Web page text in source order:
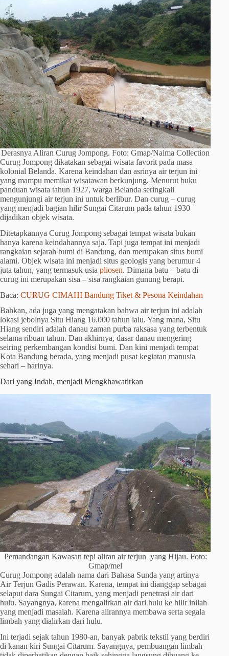
Derasnya Aliran Curug Jompong. Foto: Gmap/Naima Collection
Curug Jompong dikatakan sebagai wisata favorit pada masa
kolonial Belanda. Karena keindahan dan asrinya air terjun ini
yang mampu memikat wisatawan berkunjung. Menurut buku
panduan wisata tahun 1927, warga Belanda seringkali
mengunjungi air terjun ini untuk berlibur. Dan curug – curug
yang menjadi bagian hilir Sungai Citarum pada tahun 1930
dijadikan objek wisata.
Ditetapkannya Curug Jompong sebagai tempat wisata bukan
hanya karena keindahannya saja. Tapi juga tempat ini menjadi
rangkaian sejarah bumi di Bandung, dan merupakan situs bumi
alami. Objek wisata ini menjadi situs geologis yang berumur 4
juta tahun, yang termasuk usia pliosen. Dimana batu – batu di
curug ini merupakan sisa – sisa rangkaian gunung berapi.
Baca: CURUG CIMAHI Bandung Tiket & Pesona Keindahan
Bahkan, ada juga yang mengatakan bahwa air terjun ini adalah
lokasi jebolnya Situ Hiang 16.000 tahun lalu. Yang mana, Situ
Hiang sendiri adalah danau zaman purba raksasa yang terbentuk
selama ribuan tahun. Dan akhirnya, dasar danau mengering
seiring perkembangan kondisi bumi. Dan kini menjadi tempat
Kota Bandung berada, yang menjadi pusat kegiatan manusia
sehari – harinya.
Dari yang Indah, menjadi Mengkhawatirkan
Pemandangan Kawasan tepi aliran air terjun yang Hijau. Foto:
Gmap/mel
Curug Jompong adalah nama dari Bahasa Sunda yang artinya
Air Terjun Gadis Perawan. Karena, tempat ini dianggap sebagai
selaput dara Sungai Citarum, yang menjadi penetrasi air dari
hulu. Sayangnya, karena mengalirkan air dari hulu ke hilir inilah
yang menjadi masalah. Karena alirannya membawa serta segala
limbah yang dialirkan dari hulu.
Ini terjadi sejak tahun 1980-an, banyak pabrik tekstil yang berdiri
di kanan kiri Sungai Citarum. Sayangnya, pembuangan limbah